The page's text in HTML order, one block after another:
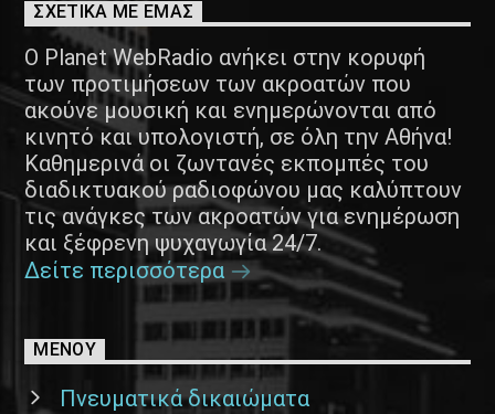
ΣΧΕΤΙΚΑ ΜΕ ΕΜΑΣ
Ο Planet WebRadio ανήκει στην κορυφή
των προτιμήσεων των ακροατών που
ακούνε μουσική και ενημερώνονται από
κινητό και υπολογιστή, σε όλη την Αθήνα!
Καθημερινά οι ζωντανές εκπομπές του
διαδικτυακού ραδιοφώνου μας καλύπτουν
τις ανάγκες των ακροατών για ενημέρωση
και ξέφρενη ψυχαγωγία 24/7.
Δείτε περισσότερα
ΜΕΝΟΥ
Πνευματικά δικαιώματα